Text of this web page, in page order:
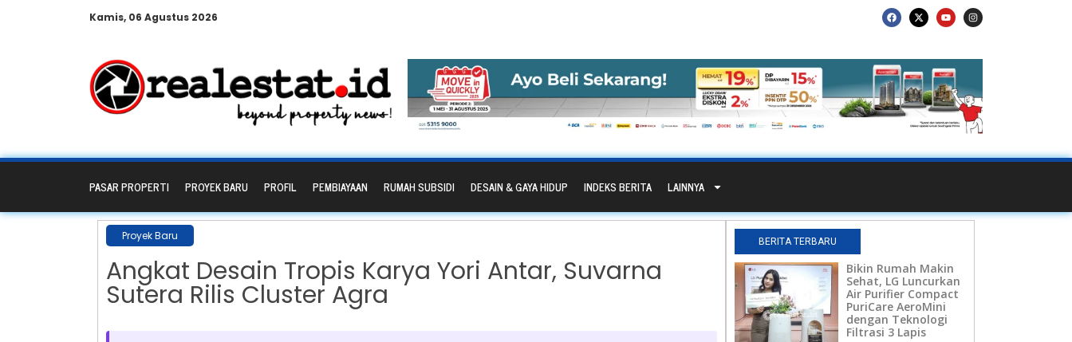
Kamis, 06 Agustus 2026
PASAR PROPERTI PROYEK BARU PROFIL PEMBIAYAAN RUMAH SUBSIDI DESAIN & GAYA HIDUP INDEKS BERITA LAINNYA
Proyek Baru
Angkat Desain Tropis Karya Yori Antar, Suvarna
Sutera Rilis Cluster Agra
BERITA TERBARU
Bikin Rumah Makin
Sehat, LG Luncurkan
Air Purifier Compact
PuriCare AeroMini
dengan Teknologi
Filtrasi 3 Lapis